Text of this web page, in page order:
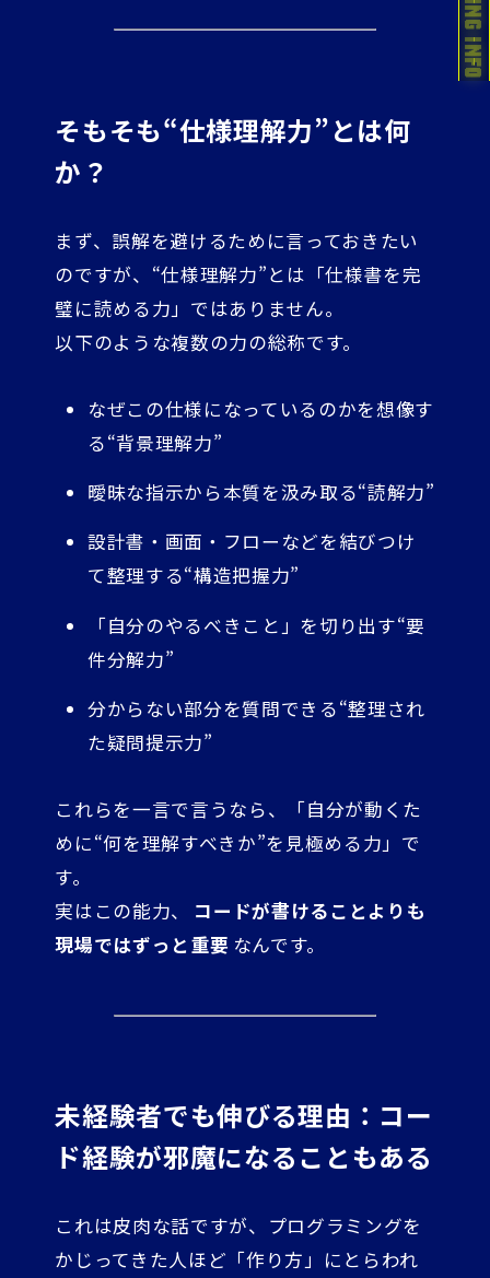
そもそも“仕様理解力”とは何
か？
まず、誤解を避けるために言っておきたい
のですが、“仕様理解力”とは「仕様書を完
璧に読める力」ではありません。
以下のような複数の力の総称です。
なぜこの仕様になっているのかを想像す
る“背景理解力”
曖昧な指示から本質を汲み取る“読解力”
設計書・画面・フローなどを結びつけ
て整理する“構造把握力”
「自分のやるべきこと」を切り出す“要
件分解力”
分からない部分を質問できる“整理され
た疑問提示力”
これらを一言で言うなら、「自分が動くた
めに“何を理解すべきか”を見極める力」で
す。
実はこの能力、
コードが書けることよりも
現場ではずっと重要 なんです。
未経験者でも伸びる理由：コー
ド経験が邪魔になることもある
これは皮肉な話ですが、プログラミングを
かじってきた人ほど「作り方」にとらわれ